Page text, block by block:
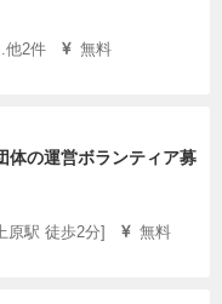
他2件
無料
体の運営ボランティア募
原駅 徒歩2分]
無料